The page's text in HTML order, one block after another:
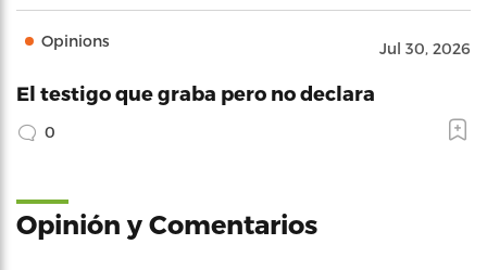
Opinions Jul 30, 2026
El testigo que graba pero no declara
0
Opinión y Comentarios